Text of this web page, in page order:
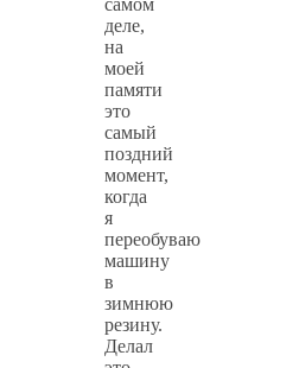
деле,
на
моей
памяти
это
самый
поздний
момент,
когда
я
переобуваю
машину
в
зимнюю
резину.
Делал